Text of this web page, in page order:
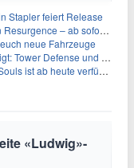
Stapler feiert Release
– ab sofort für euch verfügbar
neue Fahrzeuge
Deckbuilding Kombo kehrt zurück
ist ab heute verfügbar
«Ludwig»-